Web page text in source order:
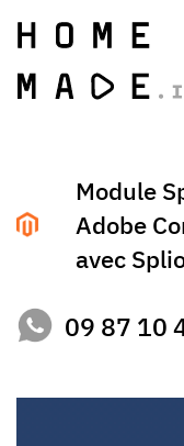
Module
Adobe
avec
09 87 10